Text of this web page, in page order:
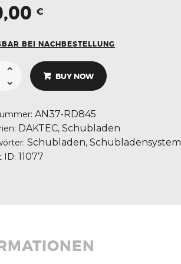
€
BEI NACHBESTELLUNG
BUY NOW
AN37-RD845
DAKTEC, Schubladen
Schubladen, Schubladensystem
ID: 11077